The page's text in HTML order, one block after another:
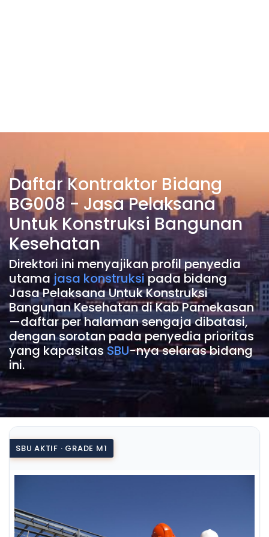
Daftar Kontraktor Bidang
BG008 - Jasa Pelaksana
Untuk Konstruksi Bangunan
Kesehatan
Direktori ini menyajikan profil penyedia
utama jasa konstruksipada bidang
Jasa Pelaksana Untuk Konstruksi
Bangunan Kesehatan di Kab Pamekasan
—daftar per halaman sengaja dibatasi,
dengan sorotan pada penyedia prioritas
yang kapasitas SBU-nya selaras bidang
ini.
SBU AKTIF · GRADE M1